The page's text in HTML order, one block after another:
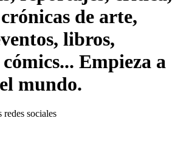
de arte,
libros,
Empieza a
mundo.
redes sociales